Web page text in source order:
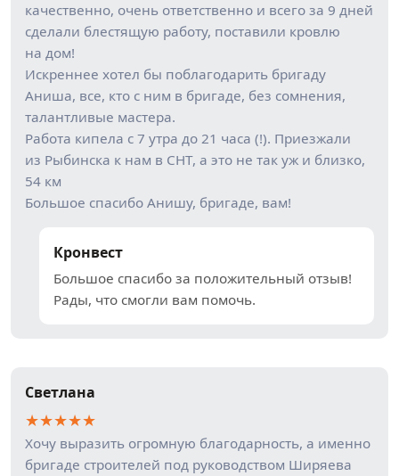
качественно, очень ответственно и всего за 9 дней
сделали блестящую работу, поставили кровлю
на дом!
Искреннее хотел бы поблагодарить бригаду
Аниша, все, кто с ним в бригаде, без сомнения,
талантливые мастера.
Работа кипела с 7 утра до 21 часа (!). Приезжали
из Рыбинска к нам в СНТ, а это не так уж и близко,
54 км
Большое спасибо Анишу, бригаде, вам!
Кронвест
Большое спасибо за положительный отзыв!
Рады, что смогли вам помочь.
Светлана
★★★★★
Хочу выразить огромную благодарность, а именно
бригаде строителей под руководством Ширяева